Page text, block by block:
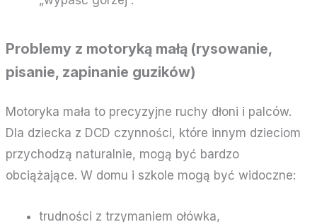
Problemy z motoryką małą (rysowanie,
pisanie, zapinanie guzików)
Motoryka mała to precyzyjne ruchy dłoni i palców.
Dla dziecka z DCD czynności, które innym dzieciom
przychodzą naturalnie, mogą być bardzo
obciążające. W domu i szkole mogą być widoczne:
trudności z trzymaniem ołówka,